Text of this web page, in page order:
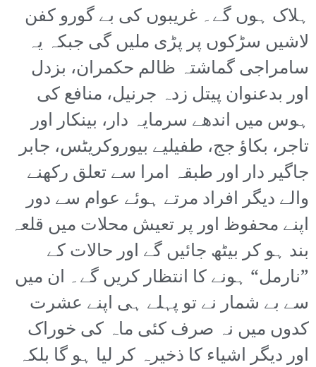
ہلاک ہوں گے۔ غریبوں کی بے گورو کفن
لاشیں سڑکوں پر پڑی ملیں گی جبکہ یہ
سامراجی گماشتہ ظالم حکمران، بزدل
اور بدعنوان پیتل زدہ جرنیل، منافع کی
ہوس میں اندھے سرمایہ دار، بینکار اور
تاجر، بکاؤ جج، طفیلیے بیوروکریٹس، جابر
جاگیر دار اور طبقہ امرا سے تعلق رکھنے
والے دیگر افراد مرتے ہوئے عوام سے دور
اپنے محفوظ اور پر تعیش محلات میں قلعہ
بند ہو کر بیٹھ جائیں گے اور حالات کے
”نارمل“ ہونے کا انتظار کریں گے۔ ان میں
سے بے شمار نے تو پہلے ہی اپنے عشرت
کدوں میں نہ صرف کئی ماہ کی خوراک
اور دیگر اشیاء کا ذخیرہ کر لیا ہو گا بلکہ